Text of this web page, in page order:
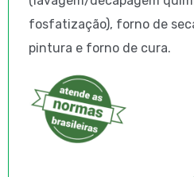
fosfatização), forno de
pintura e forno de cura.